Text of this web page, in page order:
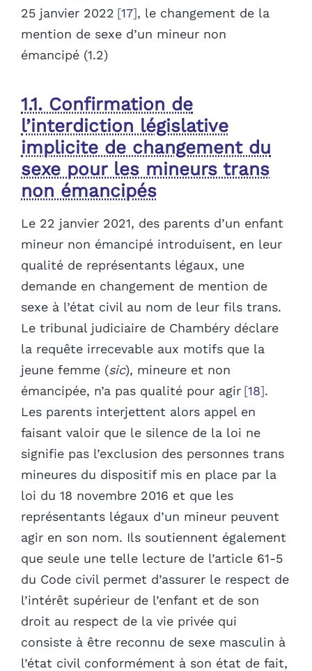
25 janvier 2022 17 , le changement de la
mention de sexe d’un mineur non
émancipé (1.2)
1.1. Confirmation de
l’interdiction législative
implicite de changement du
sexe pour les mineurs trans
non émancipés
Le 22 janvier 2021, des parents d’un enfant
mineur non émancipé introduisent, en leur
qualité de représentants légaux, une
demande en changement de mention de
sexe à l’état civil au nom de leur fils trans.
Le tribunal judiciaire de Chambéry déclare
la requête irrecevable aux motifs que la
jeune femme (sic), mineure et non
émancipée, n’a pas qualité pour agir 18 .
Les parents interjettent alors appel en
faisant valoir que le silence de la loi ne
signifie pas l’exclusion des personnes trans
mineures du dispositif mis en place par la
loi du 18 novembre 2016 et que les
représentants légaux d’un mineur peuvent
agir en son nom. Ils soutiennent également
que seule une telle lecture de l’article 61-5
du Code civil permet d’assurer le respect de
l’intérêt supérieur de l’enfant et de son
droit au respect de la vie privée qui
consiste à être reconnu de sexe masculin à
l’état civil conformément à son état de fait,